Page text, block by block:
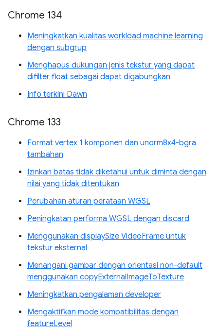
Chrome 134
Meningkatkan kualitas workload machine learning
dengan subgrup
Menghapus dukungan jenis tekstur yang dapat
difilter float sebagai dapat digabungkan
Info terkini Dawn
Chrome 133
Format vertex 1 komponen dan unorm8x4-bgra
tambahan
Izinkan batas tidak diketahui untuk diminta dengan
nilai yang tidak ditentukan
Perubahan aturan perataan WGSL
Peningkatan performa WGSL dengan discard
Menggunakan displaySize VideoFrame untuk
tekstur eksternal
Menangani gambar dengan orientasi non-default
menggunakan copyExternalImageToTexture
Meningkatkan pengalaman developer
Mengaktifkan mode kompatibilitas dengan
featureLevel